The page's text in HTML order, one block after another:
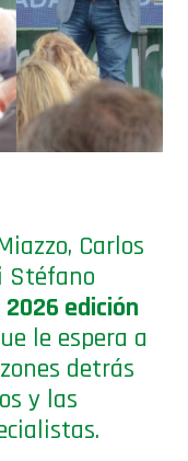
Stéfano
edición
le espera a
detrás
y las